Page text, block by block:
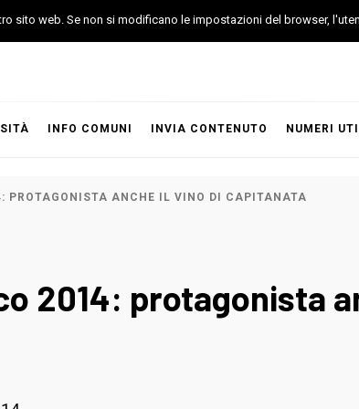
INFO COMUNI INVIA CONTENUTO NUMERI
PROTAGONISTA ANCHE IL VINO DI CAPITANATA
2014: protagonista
sito web. Se non si modificano le impostazioni del browser,